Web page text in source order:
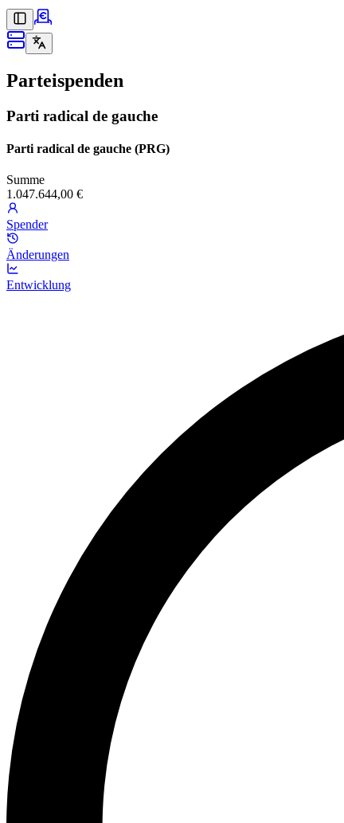
Parteispenden
Parti radical de gauche
Parti radical de gauche (PRG)
Summe
1.047.644,00 €
Spender
Änderungen
Entwicklung